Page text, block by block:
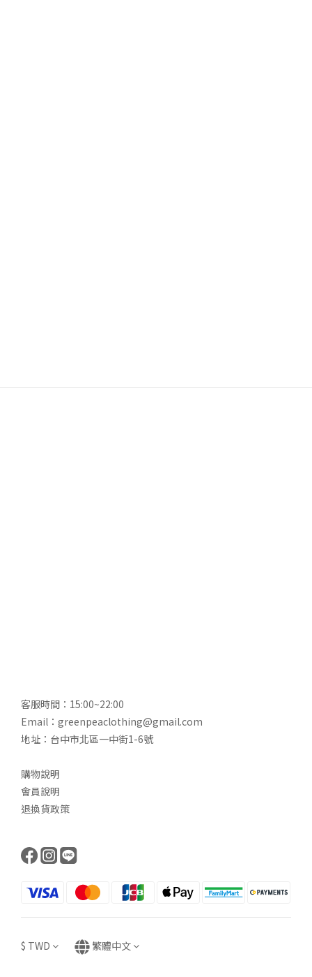
客服時間：15:00~22:00
Email：greenpeaclothing@gmail.com
地址：台中市北區一中街1-6號
購物說明
會員說明
退換貨政策
$ TWD 繁體中文